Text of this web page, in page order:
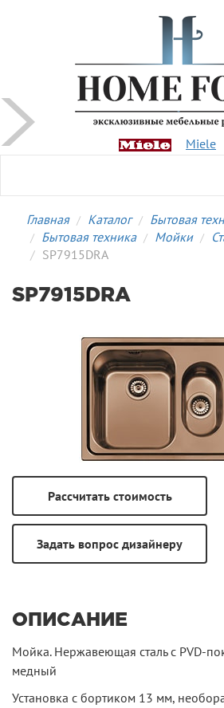
Miele
Главная Каталог Бытовая
Бытовая техника
Мойки
SP7915DRA
SP7915DRA
ОПИСАНИЕ
Мойка. Нержавеющая сталь с PVD-
медный
Установка с бортиком 13 мм,